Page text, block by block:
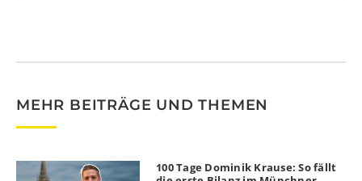
MEHR BEITRÄGE UND THEMEN
100 Tage Dominik Krause: So fällt